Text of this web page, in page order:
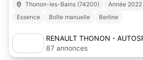
Thonon-les-Bains (74200) Année 2022
Essence
Boîte manuelle Berline
RENAULT THONON -
87 annonces